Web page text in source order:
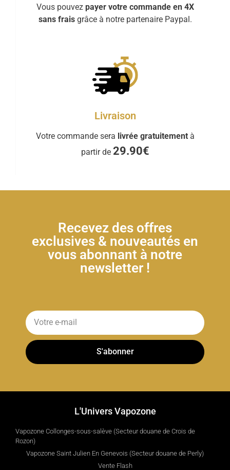
Vous pouvez payer votre commande en 4X
sans frais grâce à notre partenaire Paypal.
Livraison
Votre commande sera livrée gratuitement à
partir de 29.90€
Recevez des offres
exclusives & nouveautés en
vous abonnant à notre
newsletter !
S'abonner
L'Univers Vapozone
Vapozone Collonges-sous-salève (Secteur douane de Crois de
Rozon)
Vapozone Saint Julien En Genevois (Secteur douane de Perly)
Vente Flash